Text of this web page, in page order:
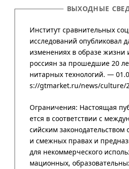
ВЫХОДНЫЕ
Институт сравнительных
исследований опубликовал
изменениях в образе жизни
россиян за прошедшие 20
нитар­ных техно­логий. —
s://gtmarket.ru/news/culture/